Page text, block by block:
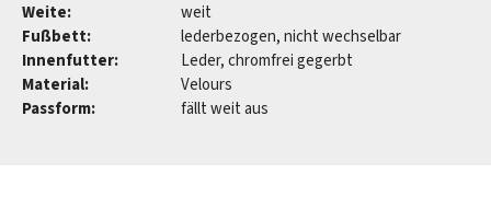
Weite:
weit
Fußbett:
lederbezogen, nicht wechselbar
Innenfutter:
Leder, chromfrei gegerbt
Material:
Velours
Passform:
fällt weit aus